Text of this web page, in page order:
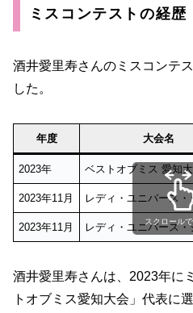
ミスコンテストの経歴
酒井愛里寿さんのミスコンテ
した。
年度 大会名
2023年 ベストオブミス 愛知
2023年11月 レディ・ユニバース・
2023年11月 レディ・ユニバース・
スクロール
酒井愛里寿さんは、2023年に
トオブミス愛知大会」代表に